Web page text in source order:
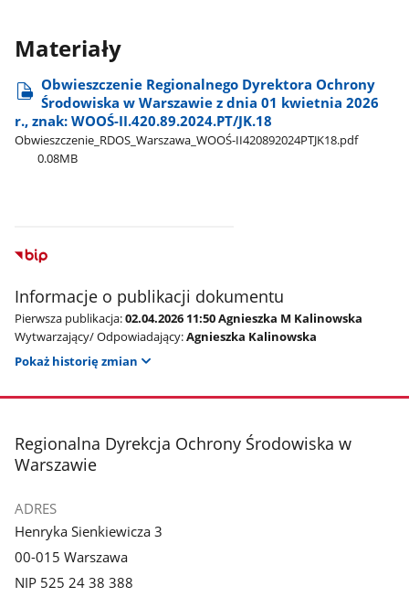
Materiały
Obwieszczenie Regionalnego Dyrektora Ochrony
Środowiska w Warszawie z dnia 01 kwietnia 2026
r., znak: WOOŚ-II.420.89.2024.PT/JK.18
Obwieszczenie​_RDOS​_Warszawa​_WOOŚ-II420892024PTJK18.pdf
0.08MB
Informacje o publikacji dokumentu
Pierwsza publikacja:02.04.2026 11:50 Agnieszka M Kalinowska
Wytwarzający/ Odpowiadający:Agnieszka Kalinowska
Pokaż historię zmian
stopka
Regionalna Dyrekcja Ochrony Środowiska w
Warszawie
ADRES
Henryka Sienkiewicza 3
00-015 Warszawa
NIP 525 24 38 388